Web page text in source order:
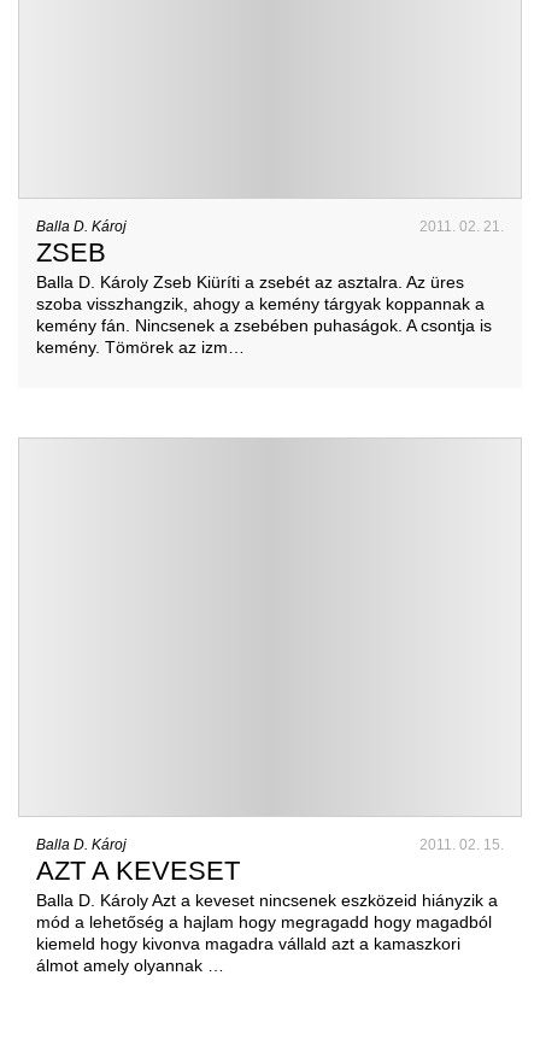
Balla D. Károj 2011. 02. 21.
ZSEB
Balla D. Károly Zseb Kiüríti a zsebét az asztalra. Az üres
szoba visszhangzik, ahogy a kemény tárgyak koppannak a
kemény fán. Nincsenek a zsebében puhaságok. A csontja is
kemény. Tömörek az izm…
Balla D. Károj 2011. 02. 15.
AZT A KEVESET
Balla D. Károly Azt a keveset nincsenek eszközeid hiányzik a
mód a lehetőség a hajlam hogy megragadd hogy magadból
kiemeld hogy kivonva magadra vállald azt a kamaszkori
álmot amely olyannak …